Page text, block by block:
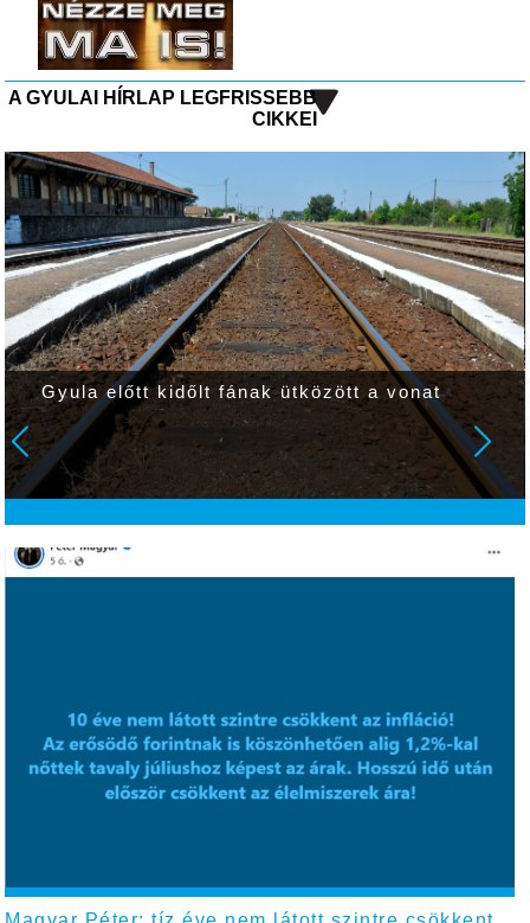
A GYULAI HÍRLAP LEGFRISSEBB
CIKKEI
Gyula előtt kidőlt fának ütközött a vonat